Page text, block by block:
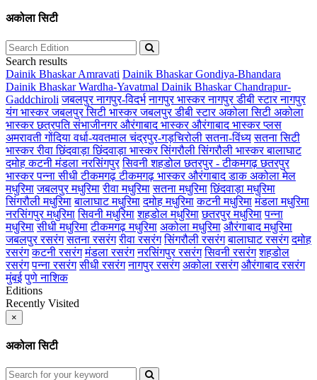
अकोला सिटी
Search results
Dainik Bhaskar Amravati Dainik Bhaskar Gondiya-Bhandara
Dainik Bhaskar Wardha-Yavatmal Dainik Bhaskar Chandrapur-
Gaddchiroli जबलपुरनागपुर-विदर्भ नागपुर भास्करनागपुर डीबी स्टारनागपुर
यंग भास्करजबलपुर सिटी भास्करजबलपुर डीबी स्टारअकोला सिटी अकोला
भास्करछत्रपति संभाजीनगरऔरंगाबाद भास्करऔरंगाबाद भास्कर प्लस
अमरावतीगोंदियावर्धा-यवतमालचंद्रपुर-गड़चिरोलीसतना-विंध्य सतना सिटी
भास्कररीवाछिंदवाड़ाछिंदवाड़ा भास्करसिंगरौलीसिंगरौली भास्करबालाघाट
दमोहकटनीमंडलानरसिंगपुर सिवनीशहडोलछतरपुर - टीकमगढ़छतरपुर
भास्करपन्नासीधीटीकमगढ़टीकमगढ़ भास्करऔरंगाबाद डाकअकोला मेल
मधुरिमा जबलपुर मधुरिमा रीवा मधुरिमा सतना मधुरिमा छिंदवाड़ा मधुरिमा
सिंगरौली मधुरिमा बालाघाट मधुरिमा दमोह मधुरिमा कटनी मधुरिमा मंडला मधुरिमा
नरसिंगपुर मधुरिमा सिवनी मधुरिमा शहडोल मधुरिमा छतरपुर मधुरिमा पन्ना
मधुरिमा सीधी मधुरिमा टीकमगढ़ मधुरिमा अकोला मधुरिमा औरंगाबाद मधुरिमा
जबलपुर रसरंग सतना रसरंग रीवा रसरंग सिंगरौली रसरंग बालाघाट रसरंग दमोह
रसरंग कटनी रसरंग मंडला रसरंग नरसिंगपुर रसरंग सिवनी रसरंग शहडोल
रसरंग पन्ना रसरंग सीधी रसरंग नागपुर रसरंग अकोला रसरंग औरंगाबाद रसरंग
मुंबई पुणेनाशिक
Editions
Recently Visited
×
अकोला सिटी